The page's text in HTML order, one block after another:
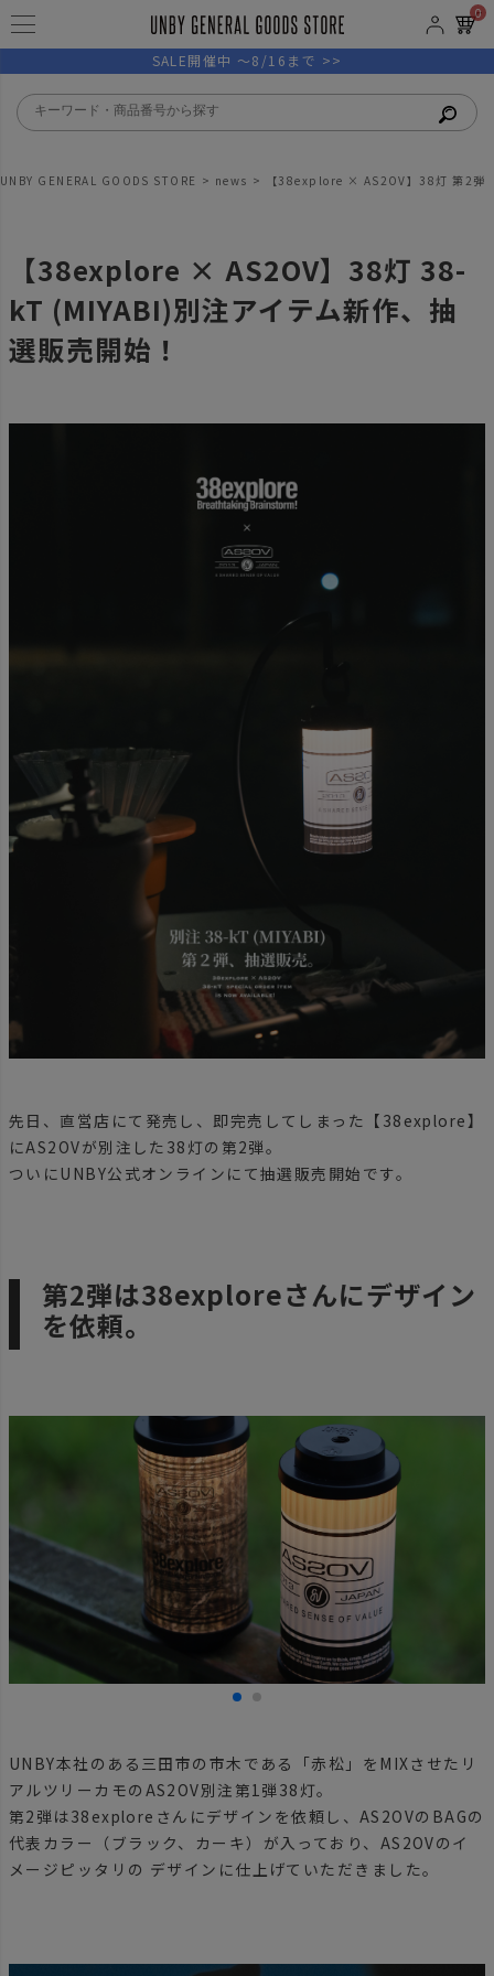
0
SALE開催中 ～8/16まで >>
UNBY GENERAL GOODS STORE news 【38explore × AS2OV】38灯 第2弾
【38explore × AS2OV】38灯 38-
kT (MIYABI)別注アイテム新作、抽
選販売開始！
先日、直営店にて発売し、即完売してしまった【38explore】
にAS2OVが別注した38灯の第2弾。
ついにUNBY公式オンラインにて抽選販売開始です。
第2弾は38exploreさんにデザイン
を依頼。
UNBY本社のある三田市の市木である「赤松」をMIXさせたリ
アルツリーカモのAS2OV別注第1弾38灯。
第2弾は38exploreさんにデザインを依頼し、AS2OVのBAGの
代表カラー（ブラック、カーキ）が入っており、AS2OVのイ
メージピッタリの デザインに仕上げていただきました。